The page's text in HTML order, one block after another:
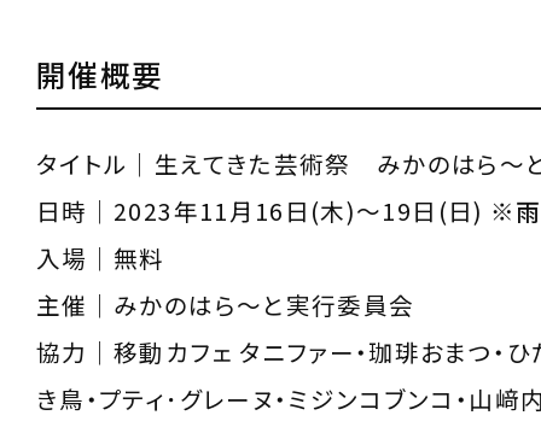
開催概要
タイトル｜生えてきた芸術祭 みかのはら～
日時｜2023年11月16日(木)～19日(日) ※
入場｜無料
主催｜みかのはら～と実行委員会
協力｜移動カフェ タニファー・珈琲おまつ・
き鳥・プティ･グレーヌ・ミジンコブンコ・山